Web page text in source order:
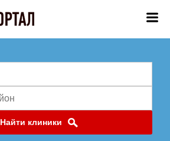
Найти клиники